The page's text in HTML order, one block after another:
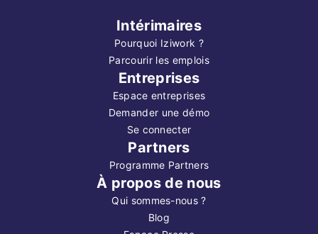
Intérimaires
Pourquoi Iziwork ?
Parcourir les emplois
Entreprises
Espace entreprises
Demander une démo
Se connecter
Partners
Programme Partners
À propos de nous
Qui sommes-nous ?
Blog